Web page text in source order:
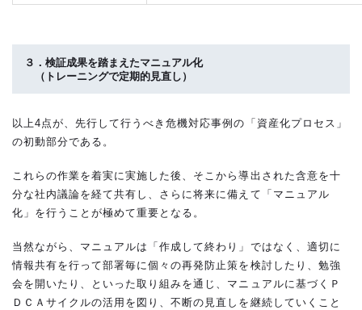
３．検証成果を踏まえたマニュアル化
（トレーニングで定期的見直し）
以上4点が、先行して行うべき危機対応事例の「資産化プロセス」
の初動部分である。
これらの作業を着実に実施した後、そこから導出された含意を十
分な社内議論を経て共有し、さらに将来に備えて「マニュアル
化」を行うことが極めて重要となる。
当然ながら、マニュアルは「作成して終わり」ではなく、適切に
情報共有を行って部署毎に個々の再発防止策を検討したり、勉強
会を開いたり、といった取り組みを通じ、マニュアルに基づくＰ
ＤＣＡサイクルの活用を図り、不断の見直しを継続していくこと